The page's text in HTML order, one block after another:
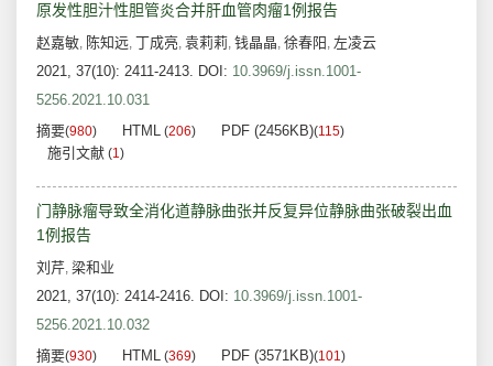
原发性胆汁性胆管炎合并肝血管肉瘤1例报告
赵嘉敏, 陈知远, 丁成亮, 袁莉莉, 钱晶晶, 徐春阳 , 左凌云
2021, 37(10): 2411-2413. DOI: 10.3969/j.issn.1001-
5256.2021.10.031
摘要(980) HTML (206) PDF (2456KB)(115)
施引文献 (1)
门静脉瘤导致全消化道静脉曲张并反复异位静脉曲张破裂出血
1例报告
刘芹, 梁和业
2021, 37(10): 2414-2416. DOI: 10.3969/j.issn.1001-
5256.2021.10.032
摘要(930) HTML (369) PDF (3571KB)(101)